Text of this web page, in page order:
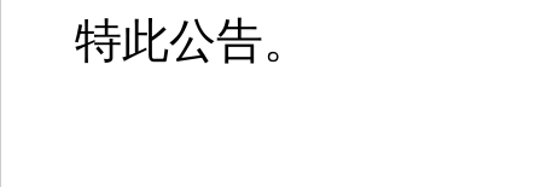
特此公告。